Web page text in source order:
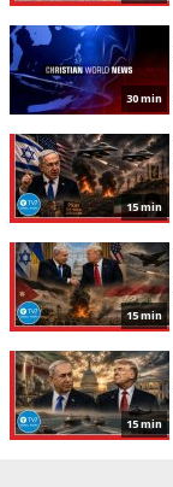
30 min
15 min
15 min
15 min